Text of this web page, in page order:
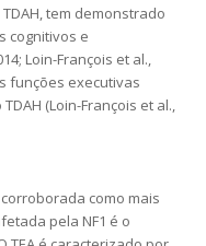
tem demonstrado
cognitivos e
Loin-François et al.,
funções executivas
(Loin-François et al.,
como mais
pela NF1 é o